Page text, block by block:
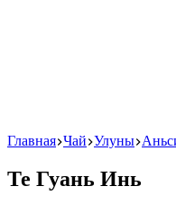
Главная Чай Улуны
Те Гуань Инь